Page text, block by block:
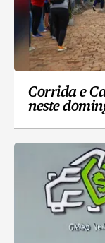
Corrida e
neste